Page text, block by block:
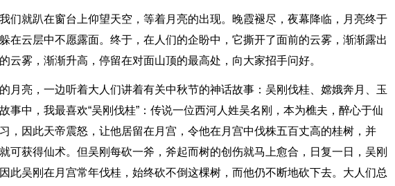
们就趴在窗台上仰望天空，等着月亮的出现。晚霞褪尽，夜幕降临，月亮终于
在云层中不愿露面。终于，在人们的企盼中，它撕开了面前的云雾，渐渐露出
云雾，渐渐升高，停留在对面山顶的最高处，向大家招手问好。
月亮，一边听着大人们讲着有关中秋节的神话故事：吴刚伐桂、嫦娥奔月、玉
中，我最喜欢“吴刚伐桂”：传说一位西河人姓吴名刚，本为樵夫，醉心于仙
，因此天帝震怒，让他居留在月宫，令他在月宫中伐株五百丈高的桂树，并
可获得仙术。但吴刚每砍一斧，斧起而树的创伤就马上愈合，日复一日，吴刚
此吴刚在月宫常年伐桂，始终砍不倒这棵树，而他仍不断地砍下去。大人们总